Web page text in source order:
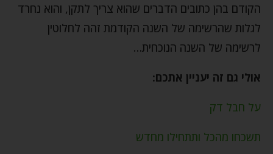
הקודם בהן כתובים הדברים שהוא צריך לתקן, והוא נחרד
לגלות שהרשימה של השנה הקודמת זהה לחלוטין
לרשימה של השנה הנוכחית…
אולי גם זה יעניין אתכם:
על חבל דק
תשכחו מהכל ותתחילו מחדש